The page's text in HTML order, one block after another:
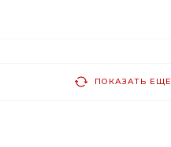
ПОКАЗАТЬ ЕЩЕ